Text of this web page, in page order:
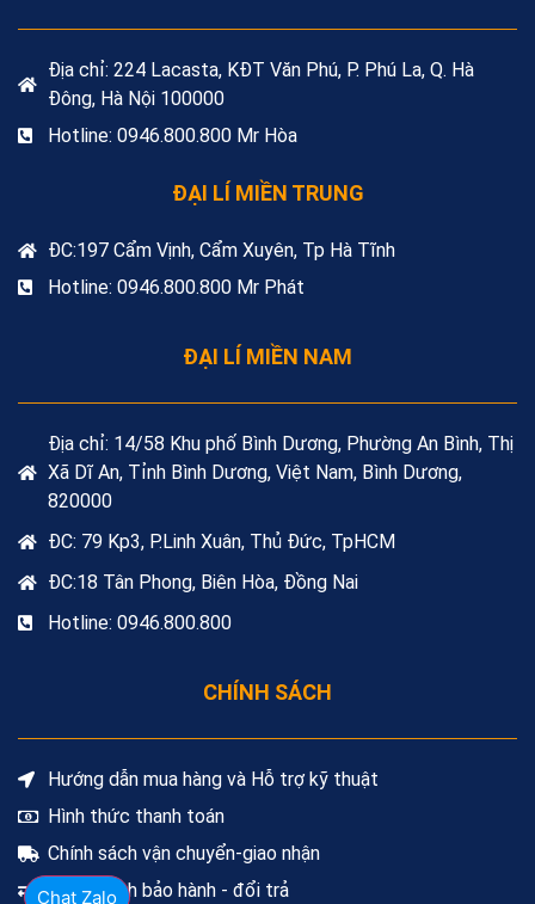
Địa chỉ: 224 Lacasta, KĐT Văn Phú, P. Phú La, Q. Hà
Đông, Hà Nội 100000
Hotline: 0946.800.800 Mr Hòa
ĐẠI LÍ MIỀN TRUNG
ĐC:197 Cẩm Vịnh, Cẩm Xuyên, Tp Hà Tĩnh
Hotline: 0946.800.800 Mr Phát
ĐẠI LÍ MIỀN NAM
Địa chỉ: 14/58 Khu phố Bình Dương, Phường An Bình, Thị
Xã Dĩ An, Tỉnh Bình Dương, Việt Nam, Bình Dương,
820000
ĐC: 79 Kp3, P.Linh Xuân, Thủ Đức, TpHCM
ĐC:18 Tân Phong, Biên Hòa, Đồng Nai
Hotline: 0946.800.800
CHÍNH SÁCH
Hướng dẫn mua hàng và Hỗ trợ kỹ thuật
Hình thức thanh toán
Chính sách vận chuyển-giao nhận
Chính sách bảo hành - đổi trả
Chat Zalo